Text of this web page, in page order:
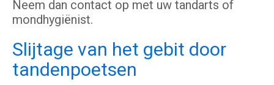
Neem dan contact op met uw tandarts of
mondhygiënist.
Slijtage van het gebit door
tandenpoetsen